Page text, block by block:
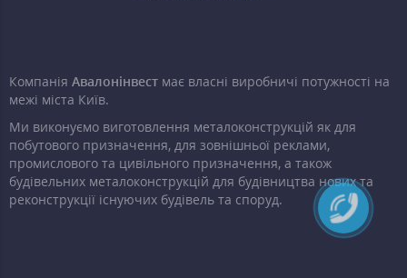
Компанія Авалонінвест має власні виробничі потужності на
межі міста Київ.
Ми виконуємо виготовлення металоконструкцій як для
побутового призначення, для зовнішньої реклами,
промислового та цивільного призначення, а також
будівельних металоконструкцій для будівництва нових та
реконструкції існуючих будівель та споруд.